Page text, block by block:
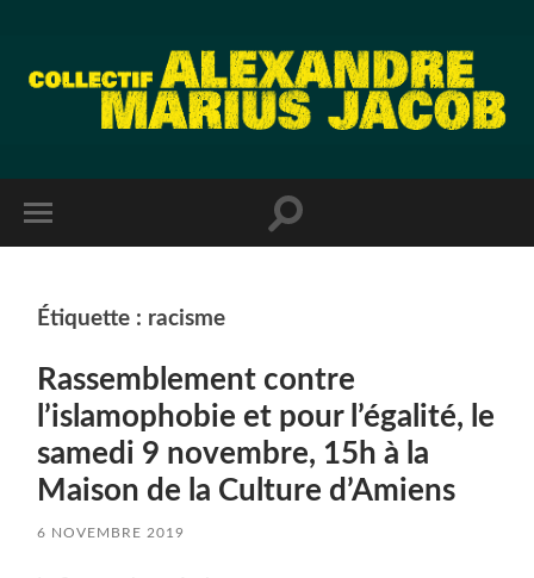
Étiquette : racisme
Rassemblement contre
l’islamophobie et pour l’égalité, le
samedi 9 novembre, 15h à la
Maison de la Culture d’Amiens
6 NOVEMBRE 2019